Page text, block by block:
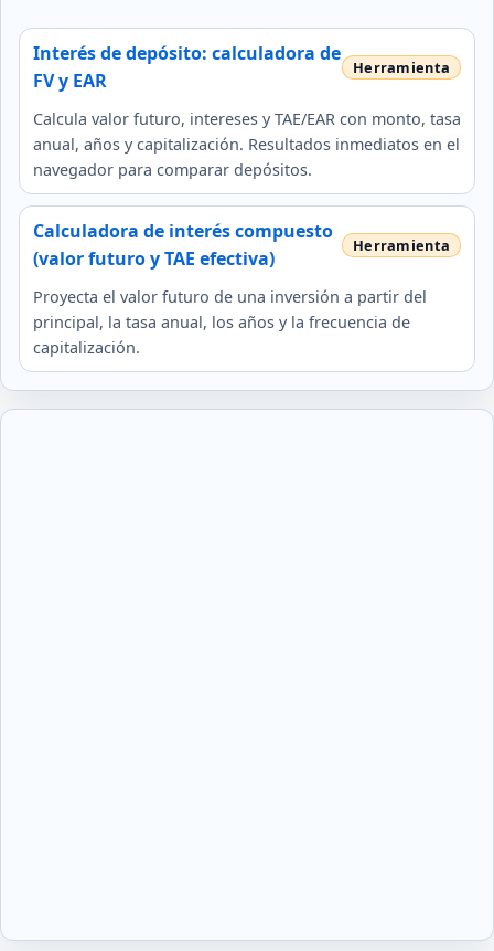
Interés de depósito: calculadora de
FV y EAR
Calcula valor futuro, intereses y TAE/EAR con monto, tasa
anual, años y capitalización. Resultados inmediatos en el
navegador para comparar depósitos.
Calculadora de interés compuesto
(valor futuro y TAE efectiva)
Proyecta el valor futuro de una inversión a partir del
principal, la tasa anual, los años y la frecuencia de
capitalización.